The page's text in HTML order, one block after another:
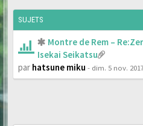
SUJETS
Montre de Rem –
Isekai Seikatsu
par hatsune miku - dim. 5 nov.